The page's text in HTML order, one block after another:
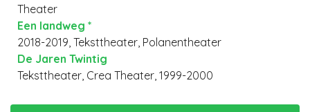
Theater
Een landweg *
2018-2019, Teksttheater, Polanentheater
De Jaren Twintig
Teksttheater, Crea Theater, 1999-2000